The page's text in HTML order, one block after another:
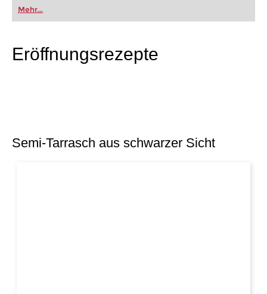
oder bereits auf Turnierniveau spielen: Mit
FRITZ trainieren Sie effizienter, intelligenter und
individueller als je zuvor.
Mehr...
Eröffnungsrezepte
Semi-Tarrasch aus schwarzer Sicht